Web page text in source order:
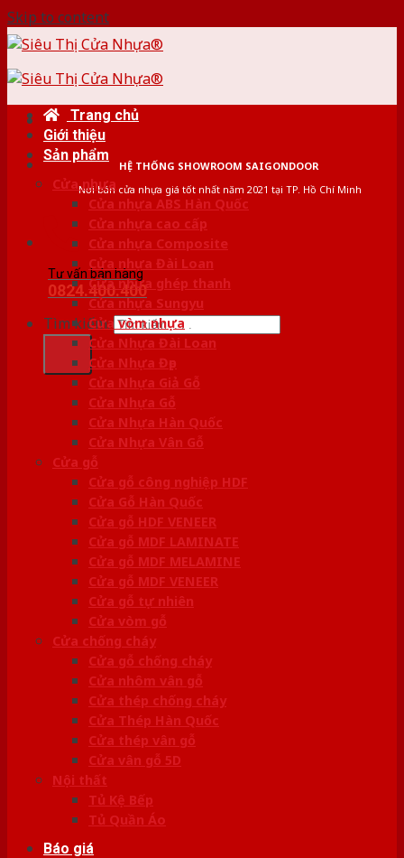
Skip to content
HỆ THỐNG SHOWROOM SAIGONDOOR
Nơi bán cửa nhựa giá tốt nhất năm 2021 tại TP. Hồ Chí Minh
Tư vấn bán hàng
0824.400.400
Tìm kiếm:
Trang chủ
Giới thiệu
Sản phẩm
Cửa nhựa
Cửa nhựa ABS Hàn Quốc
Cửa nhựa cao cấp
Cửa nhựa Composite
Cửa nhựa Đài Loan
Cửa nhựa ghép thanh
Cửa nhựa Sungyu
Cửa vòm nhựa
Cửa Nhựa Đài Loan
Cửa Nhựa Đẹp
Cửa Nhựa Giả Gỗ
Cửa Nhựa Gỗ
Cửa Nhựa Hàn Quốc
Cửa Nhựa Vân Gỗ
Cửa gỗ
Cửa gỗ công nghiệp HDF
Cửa Gỗ Hàn Quốc
Cửa gỗ HDF VENEER
Cửa gỗ MDF LAMINATE
Cửa gỗ MDF MELAMINE
Cửa gỗ MDF VENEER
Cửa gỗ tự nhiên
Cửa vòm gỗ
Cửa chống cháy
Cửa gỗ chống cháy
Cửa nhôm vân gỗ
Cửa thép chống cháy
Cửa Thép Hàn Quốc
Cửa thép vân gỗ
Cửa vân gỗ 5D
Nội thất
Tủ Kệ Bếp
Tủ Quần Áo
Báo giá